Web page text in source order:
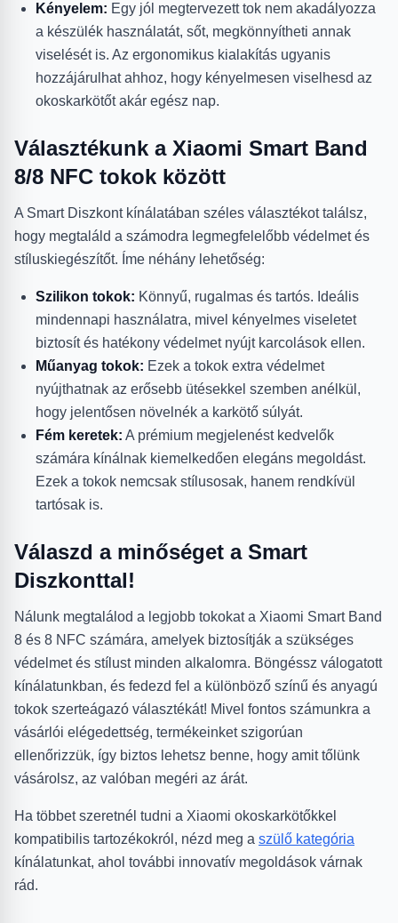
Kényelem: Egy jól megtervezett tok nem akadályozza
a készülék használatát, sőt, megkönnyítheti annak
viselését is. Az ergonomikus kialakítás ugyanis
hozzájárulhat ahhoz, hogy kényelmesen viselhesd az
okoskarkötőt akár egész nap.
Választékunk a Xiaomi Smart Band
8/8 NFC tokok között
A Smart Diszkont kínálatában széles választékot találsz,
hogy megtaláld a számodra legmegfelelőbb védelmet és
stíluskiegészítőt. Íme néhány lehetőség:
Szilikon tokok: Könnyű, rugalmas és tartós. Ideális
mindennapi használatra, mivel kényelmes viseletet
biztosít és hatékony védelmet nyújt karcolások ellen.
Műanyag tokok: Ezek a tokok extra védelmet
nyújthatnak az erősebb ütésekkel szemben anélkül,
hogy jelentősen növelnék a karkötő súlyát.
Fém keretek: A prémium megjelenést kedvelők
számára kínálnak kiemelkedően elegáns megoldást.
Ezek a tokok nemcsak stílusosak, hanem rendkívül
tartósak is.
Válaszd a minőséget a Smart
Diszkonttal!
Nálunk megtalálod a legjobb tokokat a Xiaomi Smart Band
8 és 8 NFC számára, amelyek biztosítják a szükséges
védelmet és stílust minden alkalomra. Böngéssz válogatott
kínálatunkban, és fedezd fel a különböző színű és anyagú
tokok szerteágazó választékát! Mivel fontos számunkra a
vásárlói elégedettség, termékeinket szigorúan
ellenőrizzük, így biztos lehetsz benne, hogy amit tőlünk
vásárolsz, az valóban megéri az árát.
Ha többet szeretnél tudni a Xiaomi okoskarkötőkkel
kompatibilis tartozékokról, nézd meg a szülő kategória
kínálatunkat, ahol további innovatív megoldások várnak
rád.